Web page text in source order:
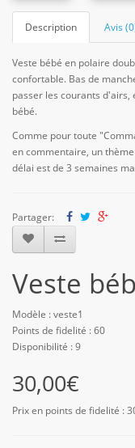
Description Avis
Veste bébé en polaire
confortable. Bas de
passer les courants
bébé.
Comme pour toute
en commentaire, un
délai est de 3 semaines
Partager:
Veste
Modèle : veste1
Points de fidelité : 60
Disponibilité : 9
30,00€
Prix en points de fidelité :